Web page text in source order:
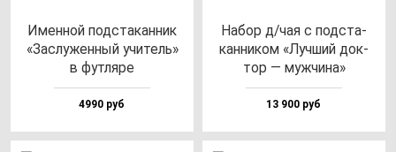
Имен­ной под­ста­кан­ник
«Зас­лу­жен­ный учи­тель»
в фут­ля­ре
4990 руб
Набор д/чая с под­ста­
кан­ни­ком «Луч­ший док­
тор — муж­чи­на»
13 900 руб